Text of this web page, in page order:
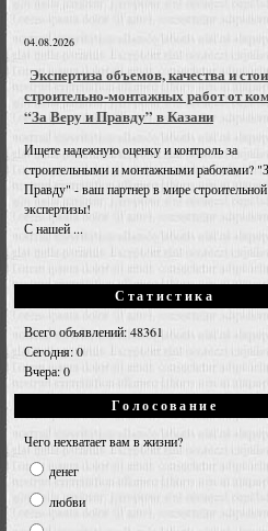
04.08.2026
Экспертиза объемов, качества и
строительно-монтажных работ от
“За Веру и Правду” в Казани
Ищете надежную оценку и контроль за
строительными и монтажными работами?
Правду" - ваш партнер в мире строительной
экспертизы!
С нашей ...
Статистика
Всего объявлений: 48361
Сегодня: 0
Вчера: 0
Голосование
Чего нехватает вам в жизни?
денег
любви